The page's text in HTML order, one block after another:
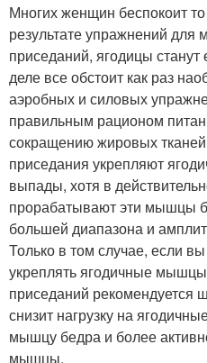
Многих женщин беспокоит то
результате упражнений для
приседаний, ягодицы
деле все обстоит как раз
аэробных и силовых
правильным рационом
сокращению жировых
приседания укрепляют
выпады, хотя в
прорабатывают эти мышцы
большей диапазона и
Только в том случае, если
укреплять ягодичные
приседаний рекомендуется
снизит нагрузку на
мышцу бедра и более
мышцы.